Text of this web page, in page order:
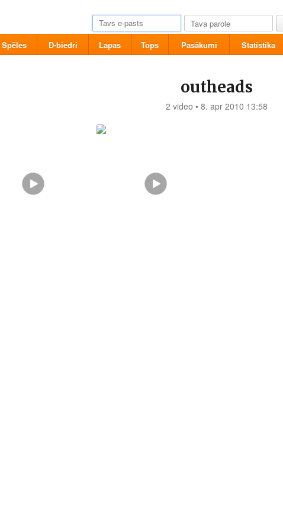
Spēles D-biedri Lapas Tops Pasākumi Statistika
outheads
2 video • 8. apr 2010 13:58